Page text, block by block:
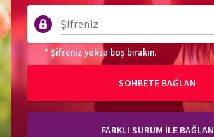
* Şifreniz yoksa boş bırakın.
SOHBETE BAĞLAN
FARKLI SÜRÜM İLE BAĞLAN